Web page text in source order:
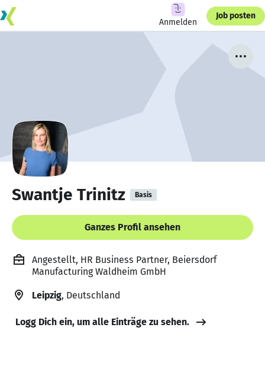
Anmelden
Job posten
Swantje Trinitz Basis
Ganzes Profil ansehen
Angestellt, HR Business Partner, Beiersdorf
Manufacturing Waldheim GmbH
Leipzig, Deutschland
Logg Dich ein, um alle Einträge zu sehen.